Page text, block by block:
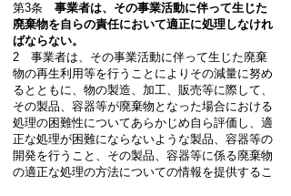
第3条 事業者は、その事業活動に伴って生じた
廃棄物を自らの責任において適正に処理しなけれ
ばならない。
2 事業者は、その事業活動に伴って生じた廃棄
物の再生利用等を行うことによりその減量に努め
るとともに、物の製造、加工、販売等に際して、
その製品、容器等が廃棄物となった場合における
処理の困難性についてあらかじめ自ら評価し、適
正な処理が困難にならないような製品、容器等の
開発を行うこと、その製品、容器等に係る廃棄物
の適正な処理の方法についての情報を提供するこ